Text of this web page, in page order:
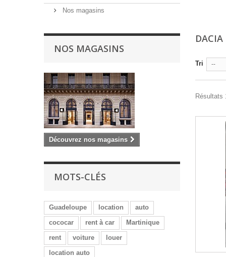
Nos magasins
NOS MAGASINS
Découvrez nos magasins
MOTS-CLÉS
Guadeloupe location
auto
cococar
rent à car
Martinique
rent
voiture
louer
location auto
Tri --
Résultats